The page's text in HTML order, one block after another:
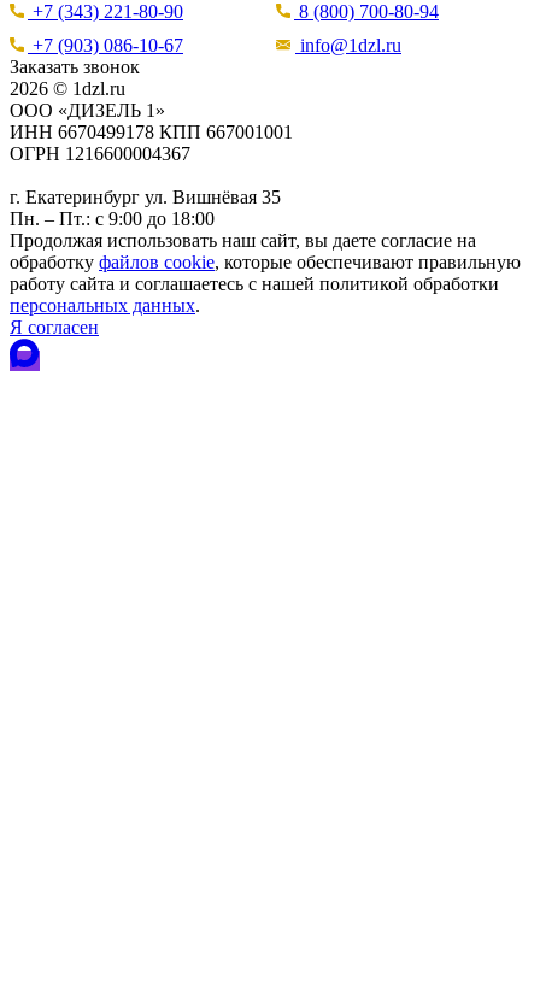
+7 (343) 221-80-90
8 (800) 700-80-94
+7 (903) 086-10-67
info@1dzl.ru
Заказать звонок
2026 © 1dzl.ru
ООО «ДИЗЕЛЬ 1»
ИНН 6670499178 КПП 667001001
ОГРН 1216600004367
г. Екатеринбург ул. Вишнёвая 35
Пн. – Пт.: с 9:00 до 18:00
Продолжая использовать наш сайт, вы даете согласие на
обработку файлов cookie, которые обеспечивают правильную
работу сайта и соглашаетесь с нашей политикой обработки
персональных данных.
Я согласен